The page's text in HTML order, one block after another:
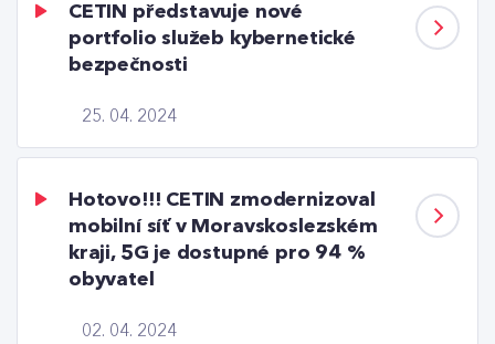
25. 04. 2024
CETIN představuje nové
portfolio služeb kybernetické
bezpečnosti
02. 04. 2024
Hotovo!!! CETIN zmodernizoval
mobilní síť v Moravskoslezském
kraji, 5G je dostupné pro 94 %
obyvatel